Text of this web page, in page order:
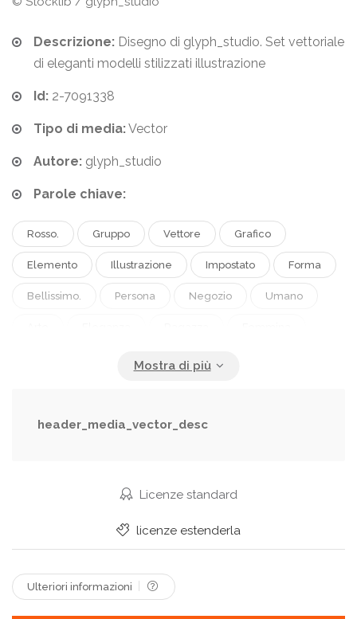
Descrizione: Disegno di glyph_studio. Set vettoriale
di eleganti modelli stilizzati illustrazione
Id: 2-7091338
Tipo di media:Vector
Autore: glyph_studio
Parole chiave:
Rosso. Gruppo Vettore Grafico
Elemento Illustrazione Impostato Forma
Bellissimo. Persona Negozio Umano
Adulto Persone
Stile Moda Moderno
Sexy Vestito Attraente.
header_media_vector_desc
Licenze standard
licenze estenderla
Ulteriori informazioni